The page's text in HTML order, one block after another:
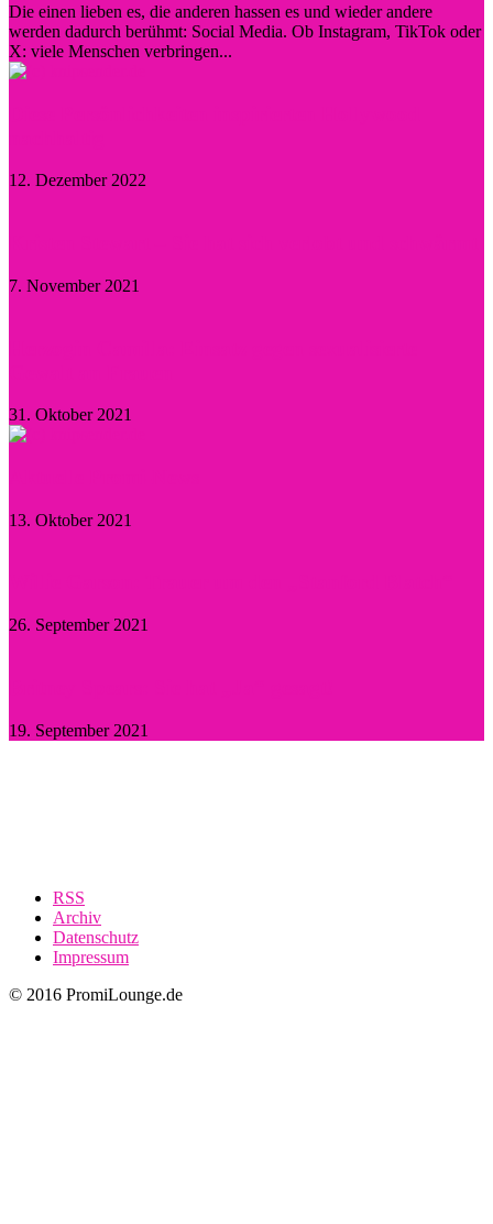
Die einen lieben es, die anderen hassen es und wieder andere
werden dadurch berühmt: Social Media. Ob Instagram, TikTok oder
X: viele Menschen verbringen...
12. Dezember 2022
7. November 2021
31. Oktober 2021
13. Oktober 2021
26. September 2021
19. September 2021
RSS
Archiv
Datenschutz
Impressum
© 2016 PromiLounge.de